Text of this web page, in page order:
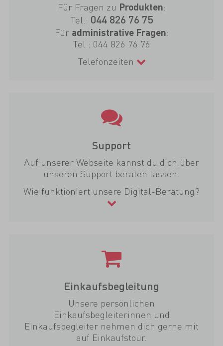
Für Fragen zu Produkten:
Tel.: 044 826 76 75
Für administrative Fragen:
Tel.: 044 826 76 76
Telefonzeiten
Support
Auf unserer Webseite kannst du dich über
unseren Support beraten lassen.
Wie funktioniert unsere Digital-Beratung?
Einkaufsbegleitung
Unsere persönlichen
Einkaufsbegleiterinnen und
Einkaufsbegleiter nehmen dich gerne mit
auf Einkaufstour.